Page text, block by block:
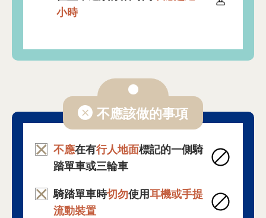
小時
不應該做的事項
不應在有行人地面標記的一側騎
踏單車或三輪車
騎踏單車時切勿使用耳機或手提
流動裝置